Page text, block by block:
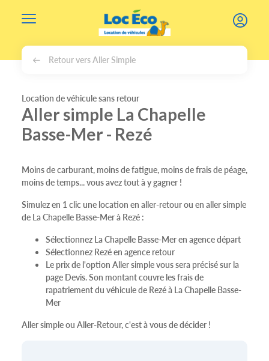
Retour vers Aller Simple
Location de véhicule sans retour
Aller simple La Chapelle
Basse-Mer - Rezé
Moins de carburant, moins de fatigue, moins de frais de péage,
moins de temps... vous avez tout à y gagner !
Simulez en 1 clic une location en aller-retour ou en aller simple
de La Chapelle Basse-Mer à Rezé :
Sélectionnez La Chapelle Basse-Mer en agence départ
Sélectionnez Rezé en agence retour
Le prix de l'option Aller simple vous sera précisé sur la
page Devis. Son montant couvre les frais de
rapatriement du véhicule de Rezé à La Chapelle Basse-
Mer
Aller simple ou Aller-Retour, c'est à vous de décider !